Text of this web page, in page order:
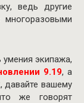
ведь другие
экипажа,
9.19, а
давайте вашему
же говорят